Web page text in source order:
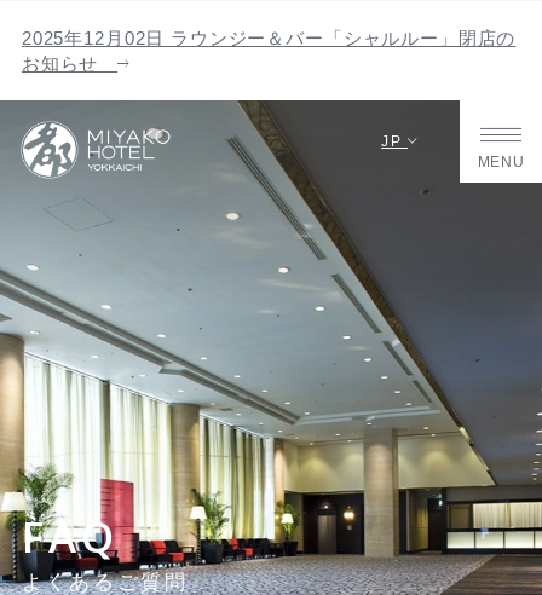
JP
MENU
FAQ
よくあるご質問
2025年12月02日 ラウンジー＆バー「シャルルー」閉店の
お知らせ